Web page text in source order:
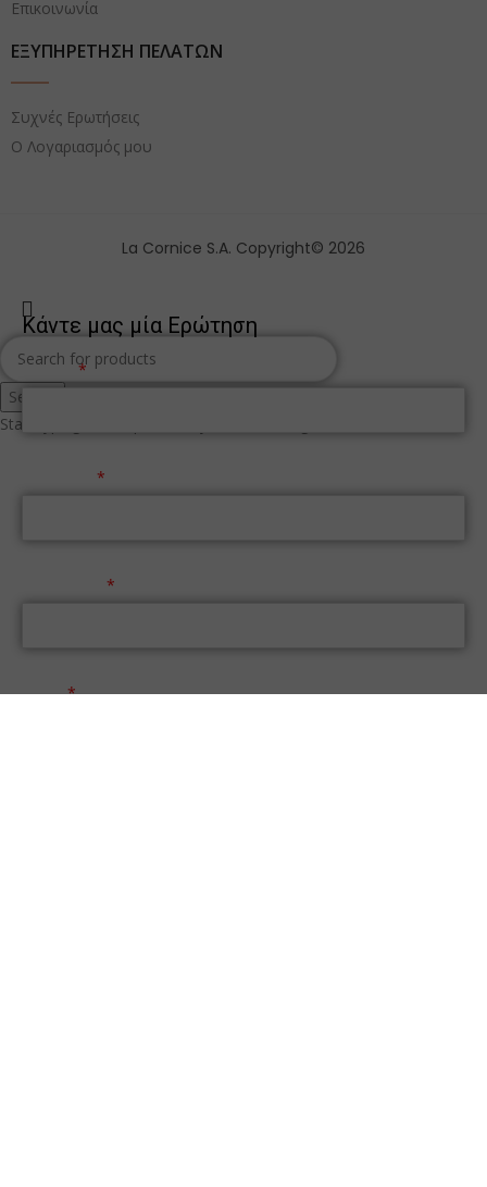
Επικοινωνία
ΕΞΥΠΗΡΕΤΗΣΗ ΠΕΛΑΤΩΝ
Συχνές Ερωτήσεις
Ο Λογαριασμός μου
La Cornice S.A. Copyright© 2026
Search
Start typing to see products you are looking for.
Κάντε μας μία Ερώτηση
Όνομα
Email